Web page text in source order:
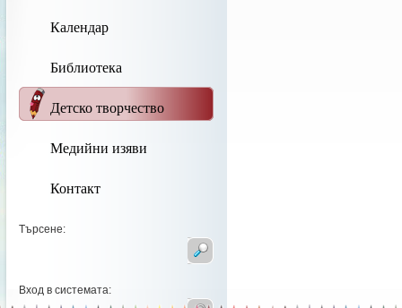
Календар
Библиотека
Детско творчество
Медийни изяви
Контакт
Търсене:
Вход в системата: